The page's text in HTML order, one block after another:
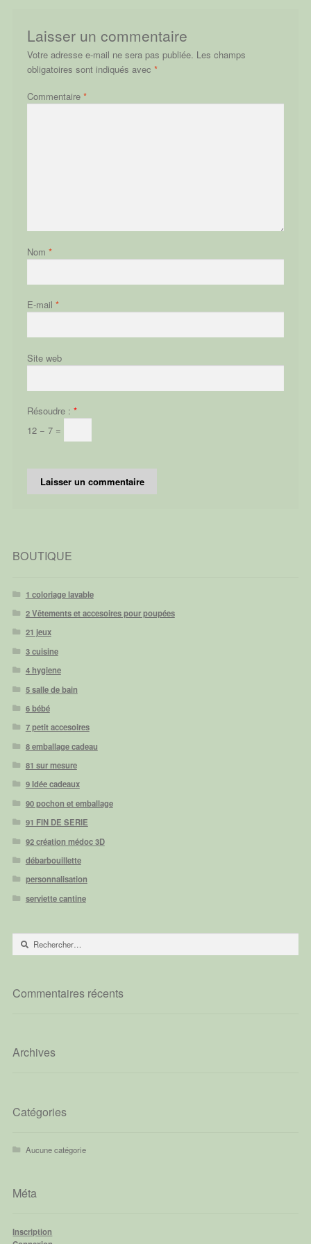
Laisser un commentaire
Votre adresse e-mail ne sera pas publiée. Les champs
obligatoires sont indiqués avec*
Commentaire*
Nom*
E-mail*
Site web
Résoudre :*
12 − 7 =
BOUTIQUE
1 coloriage lavable
2 Vêtements et accesoires pour poupées
21 jeux
3 cuisine
4 hygiene
5 salle de bain
6 bébé
7 petit accesoires
8 emballage cadeau
81 sur mesure
9 Idée cadeaux
90 pochon et emballage
91 FIN DE SERIE
92 création médoc 3D
débarbouillette
personnalisation
serviette cantine
Rechercher :
Commentaires récents
Archives
Catégories
Aucune catégorie
Méta
Inscription